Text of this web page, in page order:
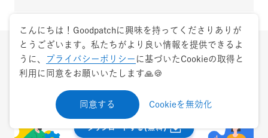
こんにちは！Goodpatchに興味を持ってくださりありが
とうございます。私たちがより良い情報を提供できるよ
うに、
プライバシーポリシー に基づいたCookieの取得と
利用に同意をお願いいたします🙏🍪
同意する Cookieを無効化